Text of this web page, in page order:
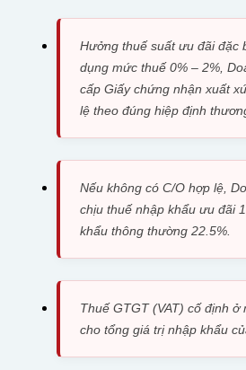
Hưởng thuế suất ưu đãi đặc
dụng mức thuế 0% – 2%,
cấp Giấy chứng nhận xuất
lệ theo đúng hiệp định
Nếu không có C/O hợp lệ,
chịu thuế nhập khẩu ưu đãi
khẩu thông thường 22.5%.
Thuế GTGT (VAT) cố định ở
cho tổng giá trị nhập khẩu